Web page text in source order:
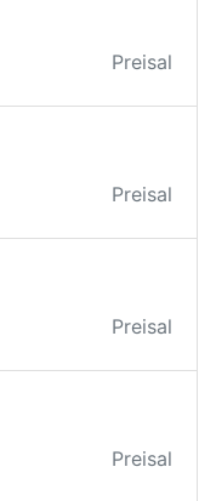
Preisal
Preisal
Preisal
Preisal